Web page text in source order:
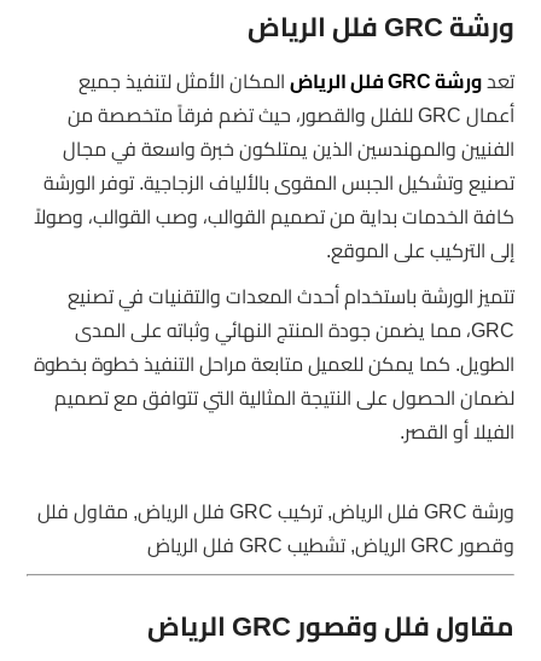
ورشة GRC فلل الرياض
تعدورشة GRC فلل الرياض
المكان الأمثل لتنفيذ جميع
أعمال GRC للفلل والقصور، حيث تضم فرقاً متخصصة من
الفنيين والمهندسين الذين يمتلكون خبرة واسعة في مجال
تصنيع وتشكيل الجبس المقوى بالألياف الزجاجية. توفر الورشة
كافة الخدمات بداية من تصميم القوالب، وصب القوالب، وصولاً
إلى التركيب على الموقع.
تتميز الورشة باستخدام أحدث المعدات والتقنيات في تصنيع
GRC، مما يضمن جودة المنتج النهائي وثباته على المدى
الطويل. كما يمكن للعميل متابعة مراحل التنفيذ خطوة بخطوة
لضمان الحصول على النتيجة المثالية التي تتوافق مع تصميم
الفيلا أو القصر.
ورشة GRC فلل الرياض, تركيب GRC فلل الرياض, مقاول فلل
وقصور GRC الرياض, تشطيب GRC فلل الرياض
مقاول فلل وقصور GRC الرياض